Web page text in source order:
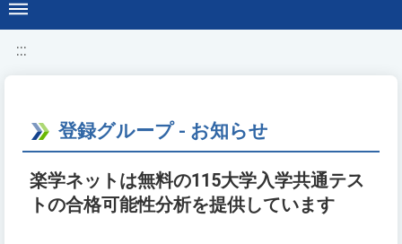
:::
登録グループ - お知らせ
楽学ネットは無料の115大学入学共通テス
トの合格可能性分析を提供しています